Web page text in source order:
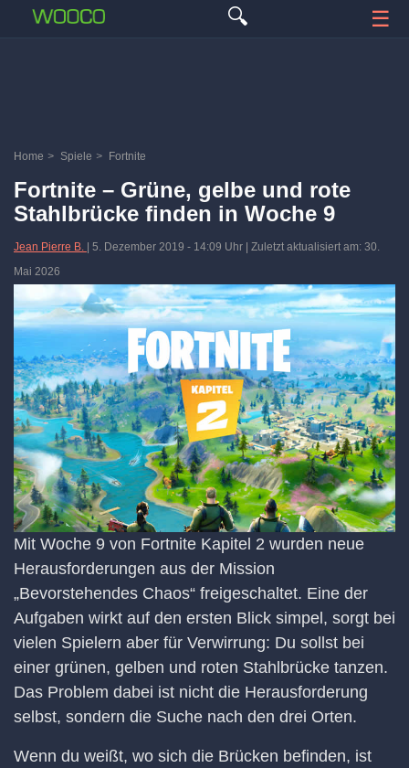
🔍 ☰
Home > Spiele > Fortnite
Fortnite – Grüne, gelbe und rote
Stahlbrücke finden in Woche 9
Jean Pierre B. 5. Dezember 2019 - 14:09 Uhr | Zuletzt aktualisiert am: 30.
Mai 2026
Mit Woche 9 von Fortnite Kapitel 2 wurden neue
Herausforderungen aus der Mission
„Bevorstehendes Chaos“ freigeschaltet. Eine der
Aufgaben wirkt auf den ersten Blick simpel, sorgt bei
vielen Spielern aber für Verwirrung: Du sollst bei
einer grünen, gelben und roten Stahlbrücke tanzen.
Das Problem dabei ist nicht die Herausforderung
selbst, sondern die Suche nach den drei Orten.
Wenn du weißt, wo sich die Brücken befinden, ist